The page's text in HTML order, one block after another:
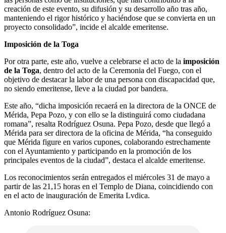
creación de este evento, su difusión y su desarrollo año tras año,
manteniendo el rigor histórico y haciéndose que se convierta en un
proyecto consolidado”, incide el alcalde emeritense.
Imposición de la Toga
Por otra parte, este año, vuelve a celebrarse el acto de la imposición
de la Toga, dentro del acto de la Ceremonia del Fuego, con el
objetivo de destacar la labor de una persona con discapacidad que,
no siendo emeritense, lleve a la ciudad por bandera.
Este año, “dicha imposición recaerá en la directora de la ONCE de
Mérida, Pepa Pozo, y con ello se la distinguirá como ciudadana
romana”, resalta Rodríguez Osuna. Pepa Pozo, desde que llegó a
Mérida para ser directora de la oficina de Mérida, “ha conseguido
que Mérida figure en varios cupones, colaborando estrechamente
con el Ayuntamiento y participando en la promoción de los
principales eventos de la ciudad”, destaca el alcalde emeritense.
Los reconocimientos serán entregados el miércoles 31 de mayo a
partir de las 21,15 horas en el Templo de Diana, coincidiendo con
en el acto de inauguración de Emerita Lvdica.
Antonio Rodríguez Osuna: